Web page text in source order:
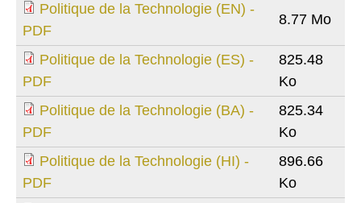
Politique de la Technologie (EN) -
PDF
8.77 Mo
Politique de la Technologie (ES) -
PDF
825.48
Ko
Politique de la Technologie (BA) -
PDF
825.34
Ko
Politique de la Technologie (HI) -
PDF
896.66
Ko